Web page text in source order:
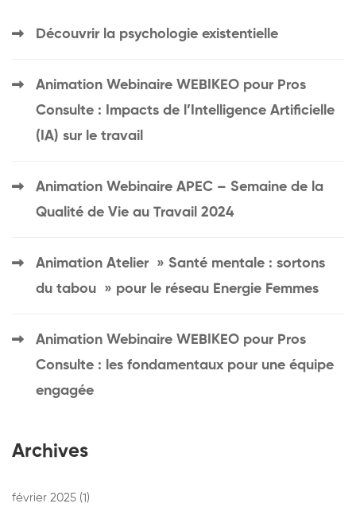
Découvrir la psychologie existentielle
Animation Webinaire WEBIKEO pour Pros
Consulte : Impacts de l’Intelligence Artificielle
(IA) sur le travail
Animation Webinaire APEC – Semaine de la
Qualité de Vie au Travail 2024
Animation Atelier » Santé mentale : sortons
du tabou » pour le réseau Energie Femmes
Animation Webinaire WEBIKEO pour Pros
Consulte : les fondamentaux pour une équipe
engagée
Archives
février 2025 (1)